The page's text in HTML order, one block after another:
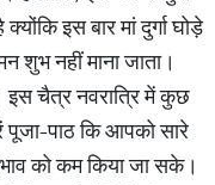
इस बार मां दुर्गा घोड़े
शुभ नहीं माना जाता।
इस चैत्र नवरात्रि में कुछ
पाठ कि आपको सारे
को कम किया जा सके।